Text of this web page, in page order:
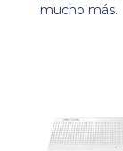
mucho más.